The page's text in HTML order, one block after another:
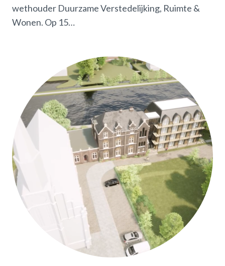
wethouder Duurzame Verstedelijking, Ruimte &
Wonen. Op 15…